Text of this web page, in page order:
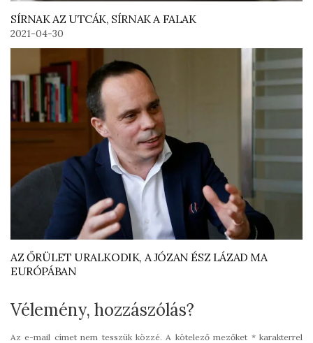
SÍRNAK AZ UTCÁK, SÍRNAK A FALAK
2021-04-30
AZ ŐRÜLET URALKODIK, A JÓZAN ÉSZ LÁZAD MA
EURÓPÁBAN
Vélemény, hozzászólás?
Az e-mail címet nem tesszük közzé. A kötelező mezőket *karakterrel